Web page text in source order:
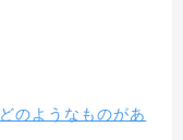
のようなものがあ